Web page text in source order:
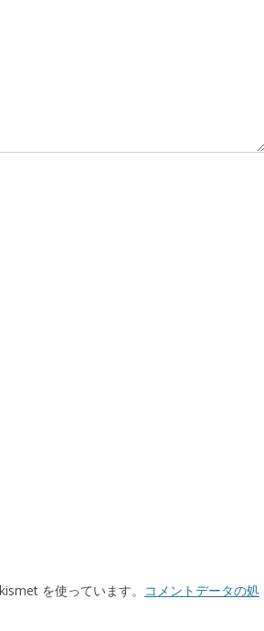
を使っています。 コメントデータの処